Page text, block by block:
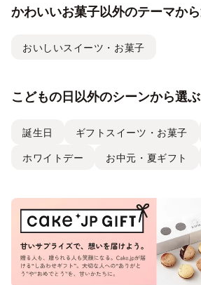
かわいいお菓子以外のテーマか
おいしいスイーツ・お菓子
こどもの日以外のシーンから選ぶ
誕生日 ギフトスイーツ・お菓子
ホワイトデー お中元・夏ギフト